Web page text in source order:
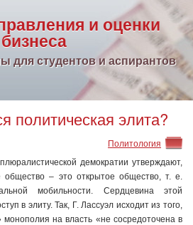
и оценки
бизнеса
для студентов и аспирантов
политическая элита?
Политология
демократии утверждают,
общество – это открытое общество, т. е.
мобильности. Сердцевина этой
в элиту. Так, Г. Лассуэл исходит из того,
на власть «не сосредоточена в